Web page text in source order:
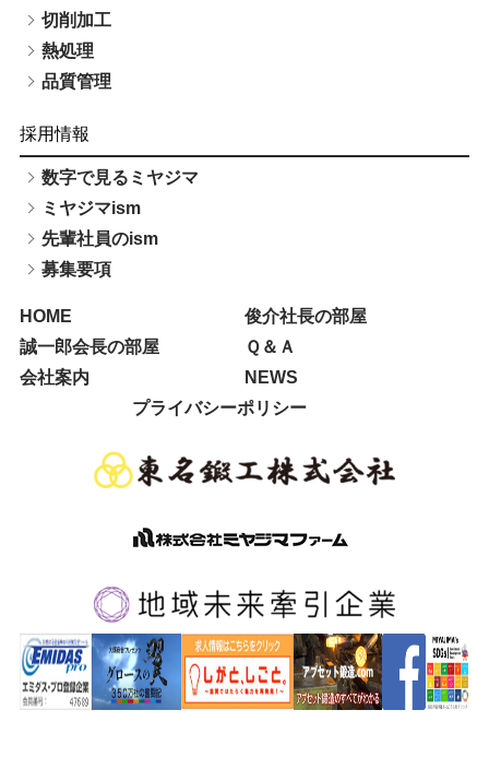
切削加工
熱処理
品質管理
採用情報
数字で見るミヤジマ
ミヤジマism
先輩社員のism
募集要項
HOME
俊介社長の部屋
誠一郎会長の部屋
Ｑ＆Ａ
会社案内
NEWS
プライバシーポリシー